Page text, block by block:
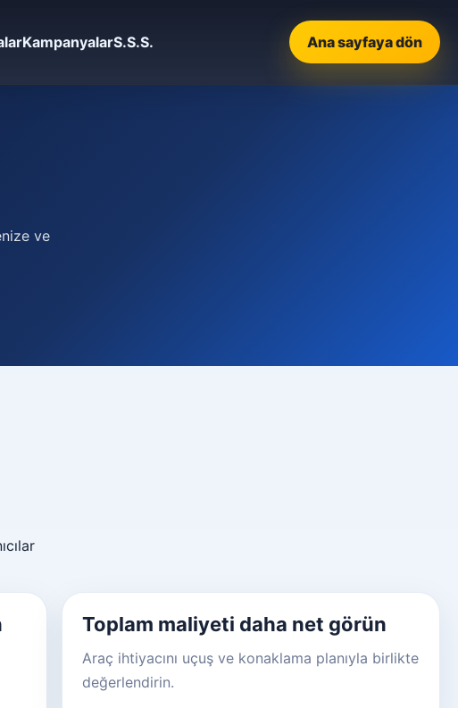
KampanyalarS.S.S. Ana sayfaya dön
ve
Toplam maliyeti daha net görün
Araç ihtiyacını uçuş ve konaklama planıyla birlikte
değerlendirin.